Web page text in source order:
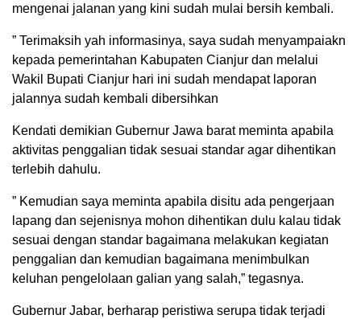
mengenai jalanan yang kini sudah mulai bersih kembali.
” Terimaksih yah informasinya, saya sudah menyampaiakn
kepada pemerintahan Kabupaten Cianjur dan melalui
Wakil Bupati Cianjur hari ini sudah mendapat laporan
jalannya sudah kembali dibersihkan
Kendati demikian Gubernur Jawa barat meminta apabila
aktivitas penggalian tidak sesuai standar agar dihentikan
terlebih dahulu.
” Kemudian saya meminta apabila disitu ada pengerjaan
lapang dan sejenisnya mohon dihentikan dulu kalau tidak
sesuai dengan standar bagaimana melakukan kegiatan
penggalian dan kemudian bagaimana menimbulkan
keluhan pengelolaan galian yang salah,” tegasnya.
Gubernur Jabar, berharap peristiwa serupa tidak terjadi